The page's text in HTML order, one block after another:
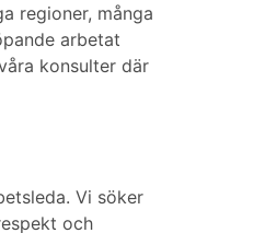
regioner, många
arbetat
konsulter där
Vi söker
och